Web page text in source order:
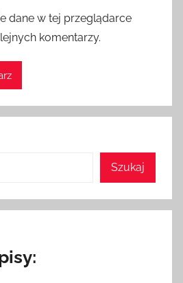
dane w tej przeglądarce
komentarzy.
Szukaj